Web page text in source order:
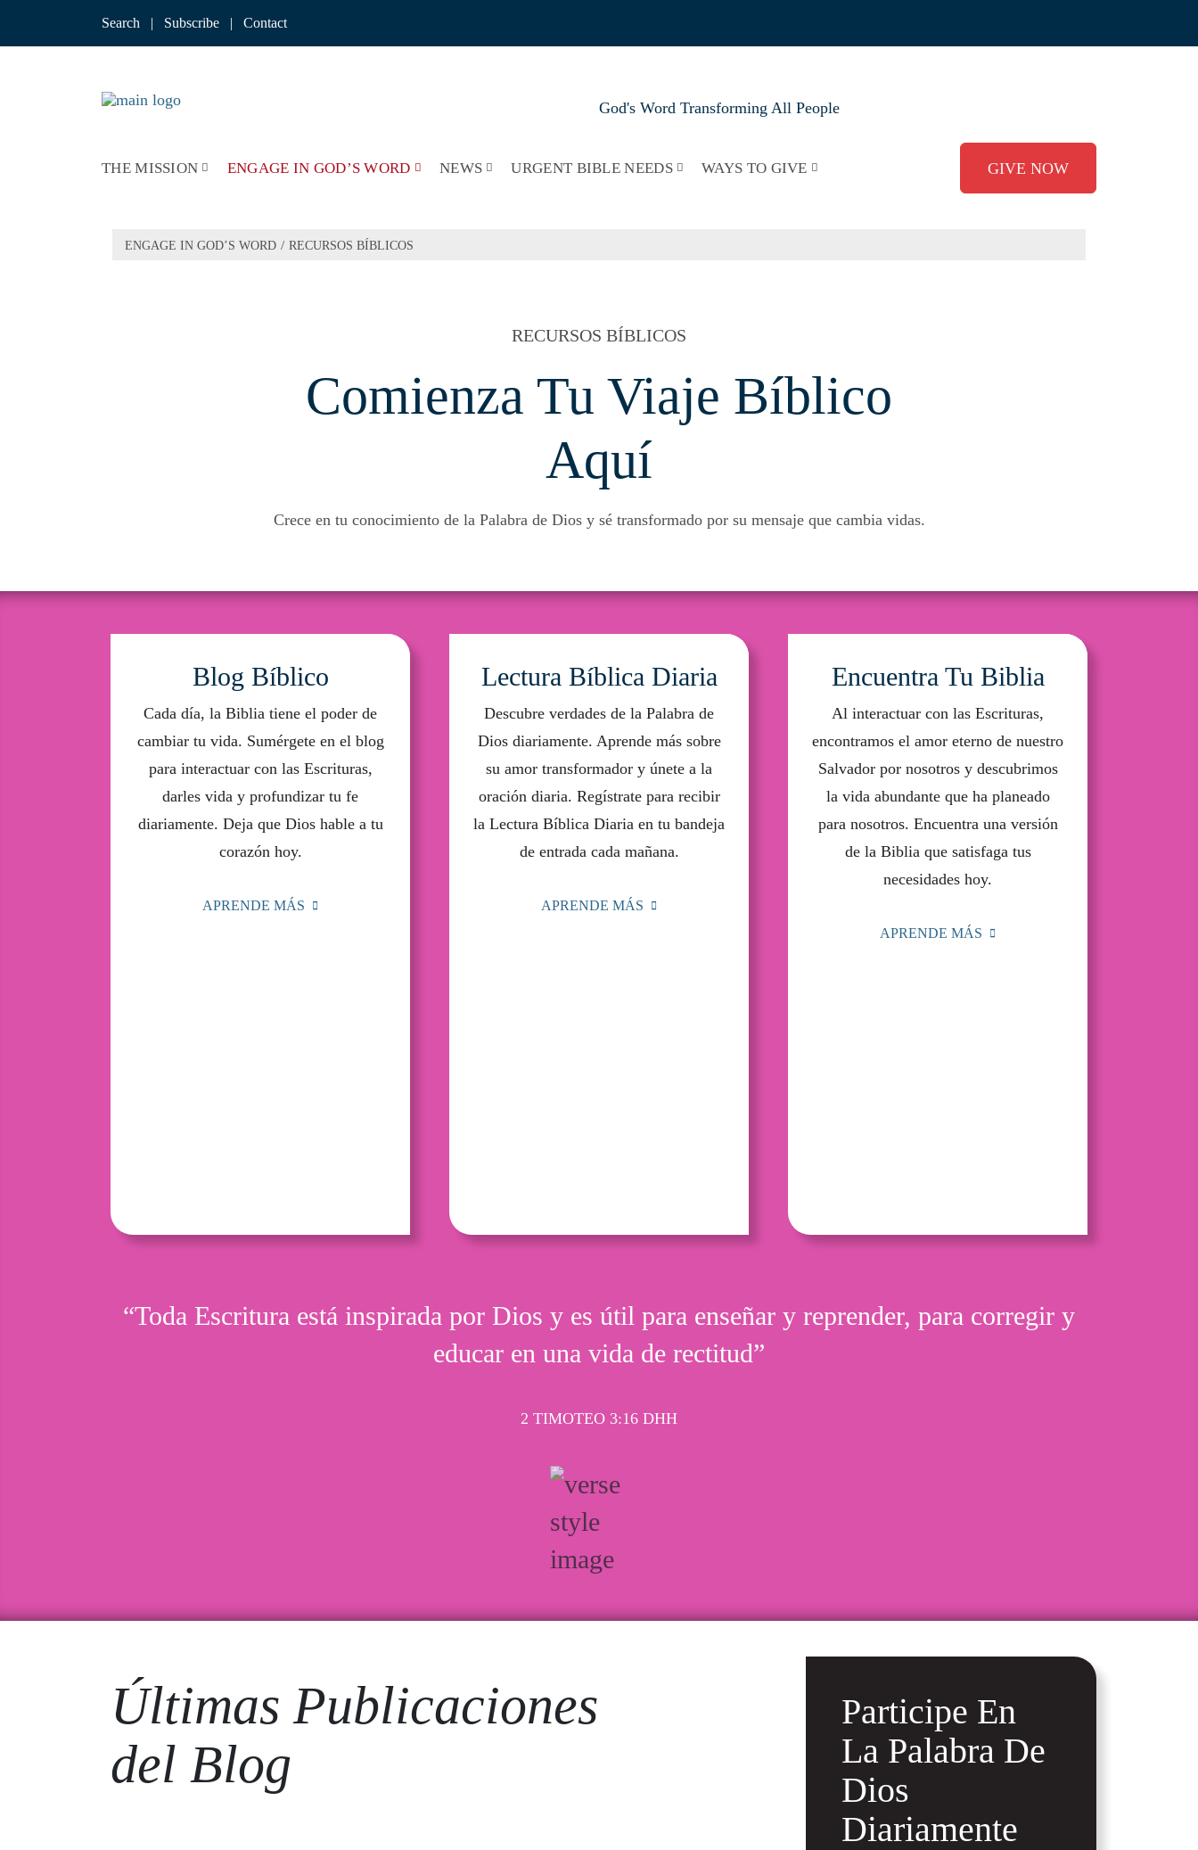
Search | Subscribe | Contact
God's Word Transforming All People
THE MISSION ENGAGE IN GOD’S WORD NEWS URGENT BIBLE NEEDS WAYS TO GIVE GIVE NOW
ENGAGE IN GOD’S WORD / RECURSOS BÍBLICOS​
RECURSOS BÍBLICOS
Comienza Tu Viaje Bíblico
Aquí
Crece en tu conocimiento de la Palabra de Dios y sé transformado por su mensaje que cambia vidas.
Blog Bíblico​
Cada día, la Biblia tiene el poder de
cambiar tu vida. Sumérgete en el blog
para interactuar con las Escrituras,
darles vida y profundizar tu fe
diariamente. Deja que Dios hable a tu
corazón hoy.
APRENDE MÁS
Lectura Bíblica Diaria
Descubre verdades de la Palabra de
Dios diariamente. Aprende más sobre
su amor transformador y únete a la
oración diaria. Regístrate para recibir
la Lectura Bíblica Diaria en tu bandeja
de entrada cada mañana.
APRENDE MÁS
Encuentra Tu Biblia​
Al interactuar con las Escrituras,
encontramos el amor eterno de nuestro
Salvador por nosotros y descubrimos
la vida abundante que ha planeado
para nosotros. Encuentra una versión
de la Biblia que satisfaga tus
necesidades hoy.
APRENDE MÁS
“Toda Escritura está inspirada por Dios y es útil para enseñar y reprender, para corregir y
educar en una vida de rectitud”
2 TIMOTEO 3:16 DHH
Últimas Publicaciones
del Blog
Participe En
La Palabra De
Dios
Diariamente